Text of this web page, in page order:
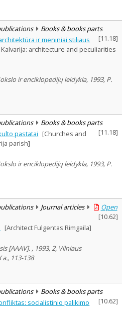
Books & books parts
[11.18]
ir meniniai stiliaus
architecture and peculiarities
ir enciklopedijų leidykla, 1993, P.
Books & books parts
[11.18]
pastatai [Churches and
parish]
ir enciklopedijų leidykla, 1993, P.
Journal articles
Open
[10.62]
[Architect Fulgentas Rimgaila]
[AAAV]. , 1993, 2, Vilniaus
113-138
Books & books parts
[10.62]
socialistinio palikimo